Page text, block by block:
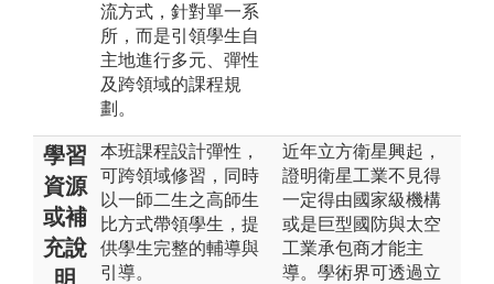
流方式，針對單一系
所，而是引領學生自
主地進行多元、彈性
及跨領域的課程規
劃。
學習
資源
或補
充說
明
本班課程設計彈性，
可跨領域修習，同時
以一師二生之高師生
比方式帶領學生，提
供學生完整的輔導與
引導。
近年立方衛星興起，
證明衛星工業不見得
一定得由國家級機構
或是巨型國防與太空
工業承包商才能主
導。學術界可透過立